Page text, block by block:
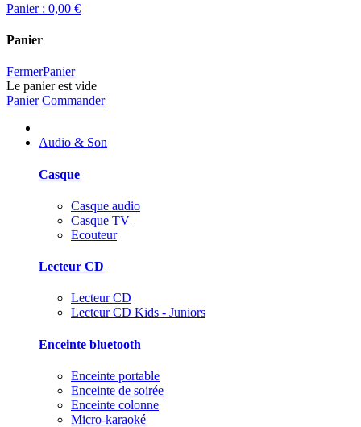
Panier : 0,00 €
Panier
FermerPanier
Le panier est vide
Panier Commander
Audio & Son
Casque
Casque audio
Casque TV
Ecouteur
Lecteur CD
Lecteur CD
Lecteur CD Kids - Juniors
Enceinte bluetooth
Enceinte portable
Enceinte de soirée
Enceinte colonne
Micro-karaoké